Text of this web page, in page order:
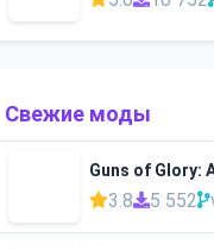
Свежие моды
Guns of Glory:
3.8 5 552